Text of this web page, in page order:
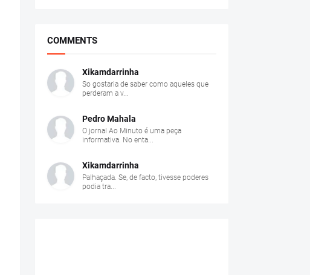
COMMENTS
Xikamdarrinha
So gostaria de saber como aqueles que
perderam a v...
Pedro Mahala
O jornal Ao Minuto é uma peça
informativa. No enta...
Xikamdarrinha
Palhaçada. Se, de facto, tivesse poderes
podia tra...